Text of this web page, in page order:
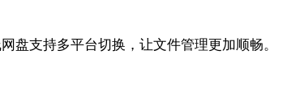
盘支持多平台切换，让文件管理更加顺畅。